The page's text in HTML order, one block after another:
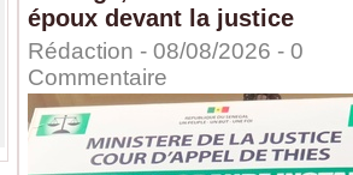
époux devant la justice
Rédaction - 08/08/2026 - 0
Commentaire